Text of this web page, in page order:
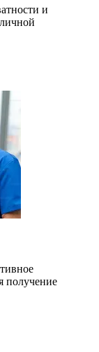
и
получение